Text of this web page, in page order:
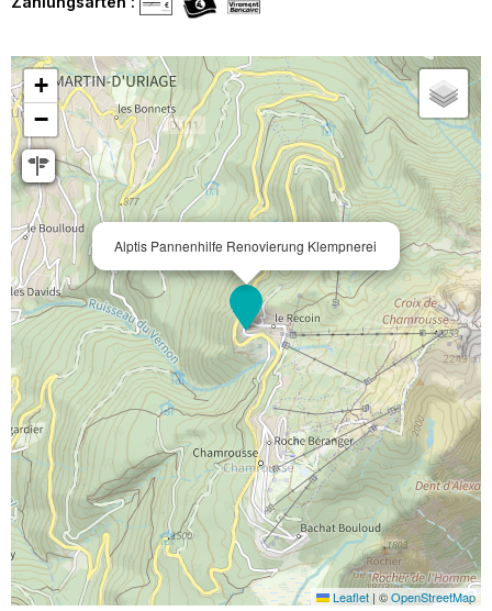
Alptis Pannenhilfe Renovierung Klempnerei
+
−
Leaflet | ©OpenStreetMap